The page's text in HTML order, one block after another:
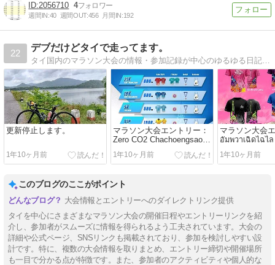
2056710 4
週間IN:40 週間OUT:456 月間IN:192
22
デブだけどタイで走ってます。
タイ国内のマラソン大会の情報・参加記録が中心のゆるゆる日記です。
更新停止します。
1年10ヶ月前
マラソン大会エントリー：
Zero CO2 Chachoengsao
Run 2024
1年10ヶ月前
マラソン大会
อัมพวาเฉิดไฉไ
อัมพวา ฮาล์ฟม
9
1年10ヶ月前
このブログのここがポイント
大会情報とエントリーへのダイレクトリンク提供
タイを中心にさまざまなマラソン大会の開催日程やエントリーリンクを紹
介し、参加者がスムーズに情報を得られるよう工夫されています。大会の
詳細や公式ページ、SNSリンクも掲載されており、参加を検討しやすい設
計です。特に、複数の大会情報を取りまとめ、エントリー締切や開催場所
も一目で分かる点が特徴です。また、参加者のアクティビティや個人的な